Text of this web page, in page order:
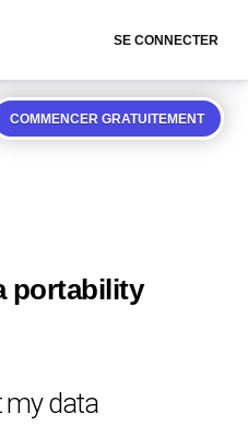
SE CONNECTER
COMMENCER GRATUITEMENT
portability
my data